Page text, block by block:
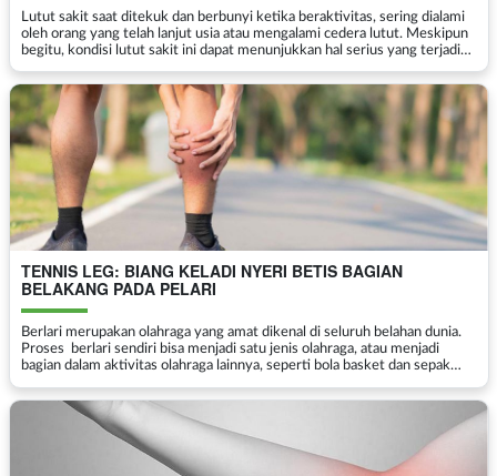
Lutut sakit saat ditekuk dan berbunyi ketika beraktivitas, sering dialami
oleh orang yang telah lanjut usia atau mengalami cedera lutut. Meskipun
begitu, kondisi lutut sakit ini dapat menunjukkan hal serius yang terjadi
TENNIS LEG: BIANG KELADI NYERI BETIS BAGIAN
BELAKANG PADA PELARI
Berlari merupakan olahraga yang amat dikenal di seluruh belahan dunia.
Proses berlari sendiri bisa menjadi satu jenis olahraga, atau menjadi
bagian dalam aktivitas olahraga lainnya, seperti bola basket dan sepak